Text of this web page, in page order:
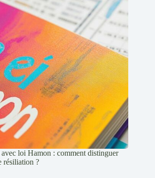
loi Hamon : comment distinguer
résiliation ?